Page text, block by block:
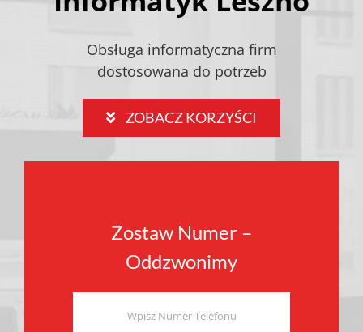
Obsługa informatyczna firm
dostosowana do potrzeb
ZOBACZ KORZYŚCI
Zostaw Numer –
Oddzwonimy